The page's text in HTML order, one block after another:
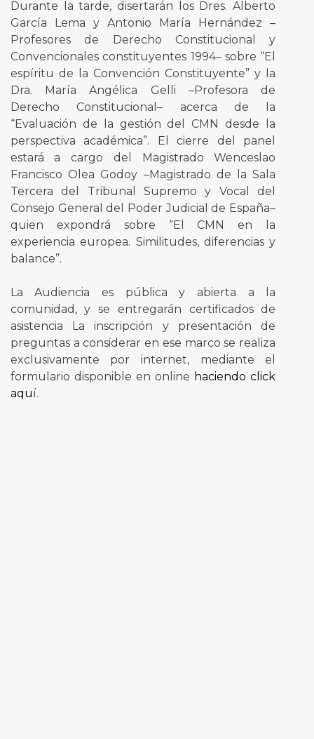
Durante la tarde, disertarán los Dres. Alberto
García Lema y Antonio María Hernández –
Profesores de Derecho Constitucional y
Convencionales constituyentes 1994– sobre “El
espíritu de la Convención Constituyente” y la
Dra. María Angélica Gelli –Profesora de
Derecho Constitucional– acerca de la
“Evaluación de la gestión del CMN desde la
perspectiva académica”. El cierre del panel
estará a cargo del Magistrado Wenceslao
Francisco Olea Godoy –Magistrado de la Sala
Tercera del Tribunal Supremo y Vocal del
Consejo General del Poder Judicial de España–
quien expondrá sobre “El CMN en la
experiencia europea. Similitudes, diferencias y
balance”.
La Audiencia es pública y abierta a la
comunidad, y se entregarán certificados de
asistencia La inscripción y presentación de
preguntas a considerar en ese marco se realiza
exclusivamente por internet, mediante el
formulario disponible en online haciendo click
aquí.